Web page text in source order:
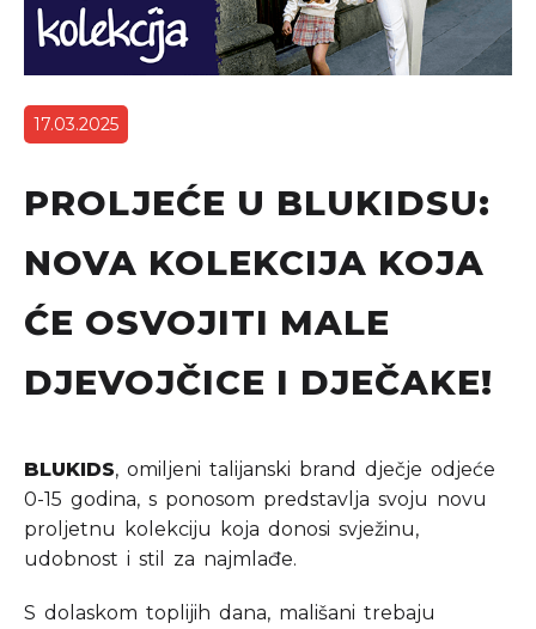
17.03.2025
PROLJEĆE U BLUKIDSU:
NOVA KOLEKCIJA KOJA
ĆE OSVOJITI MALE
DJEVOJČICE I DJEČAKE!
BLUKIDS, omiljeni talijanski brand dječje odjeće
0-15 godina, s ponosom predstavlja svoju novu
proljetnu kolekciju koja donosi svježinu,
udobnost i stil za najmlađe.
S dolaskom toplijih dana, mališani trebaju